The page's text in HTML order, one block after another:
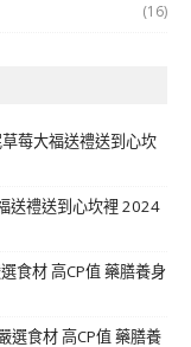
(16)
莓大福送禮送到心坎
送禮送到心坎裡 2024
食材 高CP值 藥膳養身
選食材 高CP值 藥膳養